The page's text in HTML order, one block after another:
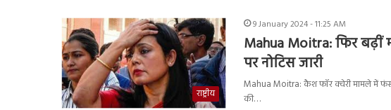
राष्ट्रीय
9 January 2024 - 11:25 AM
Mahua Moitra: फिर
पर नोटिस जारी
Mahua Moitra: कैश फॉर क्वेरी मामले में
की…